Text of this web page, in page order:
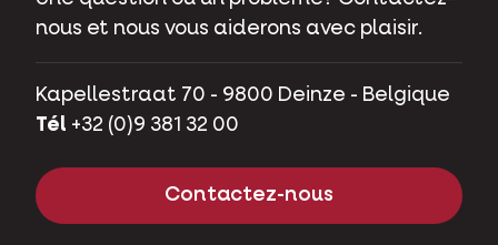
nous et nous vous aiderons avec plaisir.
Kapellestraat 70 - 9800 Deinze - Belgique
Tél +32 (0)9 381 32 00
Contactez-nous